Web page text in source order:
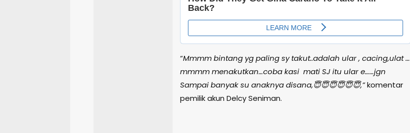
“Mmmm bintang yg paling sy takut..adalah ular , cacing,ulat …
mmmm menakutkan…coba kasi mati SJ itu ular e……jgn
Sampai banyak su anaknya disana,😇😇😇😇😇😇,”komentar
pemilik akun Delcy Seniman.